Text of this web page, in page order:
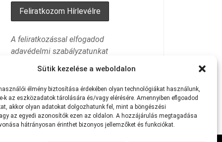
Sütik kezelése a weboldalon
élmény biztosítása érdekében olyan technológiákat használunk,
k az eszközadatok tárolására és/vagy elérésére. Amennyiben eflgoadod
, akkor olyan adatokat dolgozhatunk fel, mint a böngészési
az egyedi azonosítók ezen az oldalon. A hozzájárulás megtagadása
hátrányosan érinthet bizonyos jellemzőket ésfunkciókat.
A feliratkozással elfogadod
adavédelmi szabályzatunkat